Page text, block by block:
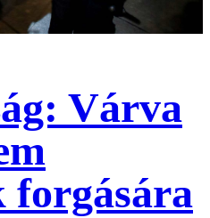
Várva
forgására